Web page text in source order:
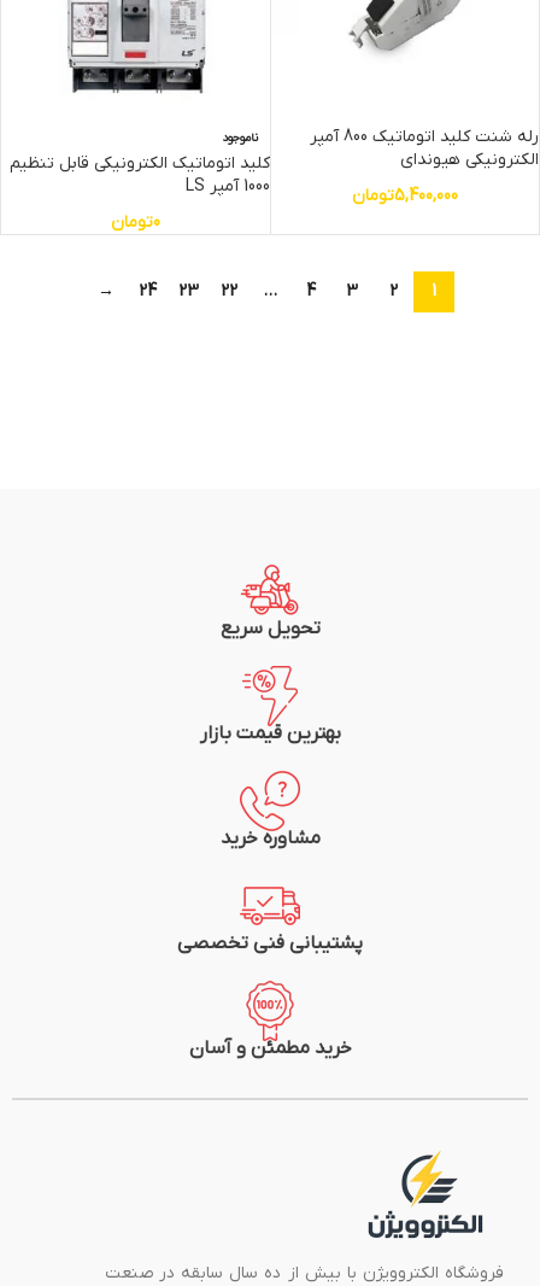
رله شنت کلید اتوماتیک 800 آمپر
الکترونیکی هیوندای
5,400,000تومان
ناموجود
کلید اتوماتیک الکترونیکی قابل تنظیم
1000 آمپر LS
0تومان
1
2
3
4
…
22
23
24
→
تحویل سریع
بهترین قیمت بازار
مشاوره خرید
پشتیبانی فنی تخصصی
خرید مطمئن و آسان
فروشگاه الکتروویژن با بیش از ده سال سابقه در صنعت